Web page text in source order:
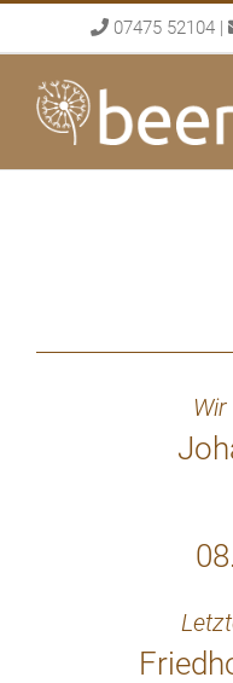
to
content
07475 52104 |